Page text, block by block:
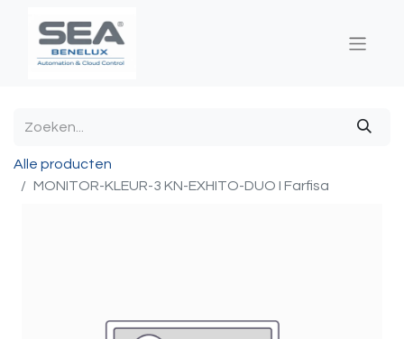
Alle producten
MONITOR-KLEUR-3 KN-EXHITO-DUO I Farfisa